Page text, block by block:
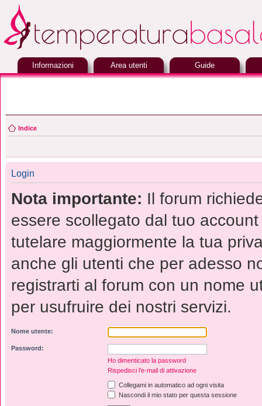
Informazioni Area utenti Guide
Indice
Login
Nota importante: Il forum
essere scollegato dal tuo
tutelare maggiormente la tua
anche gli utenti che per adesso
registrarti al forum con un nome
per usufruire dei nostri servizi.
Nome utente:
Password:
Ho dimenticato la password
Rispedisci l’e-mail di attivazione
Collegami in automatico ad ogni visita
Nascondi il mio stato per questa sessione